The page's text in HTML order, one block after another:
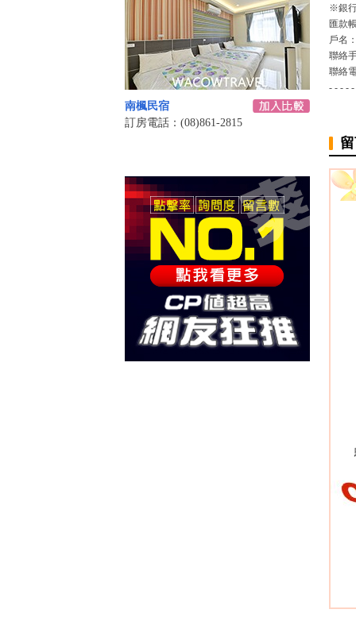
南楓民宿
訂房電話：(08)861-2815
※銀
匯款
戶名
聯絡
聯絡
- - - -